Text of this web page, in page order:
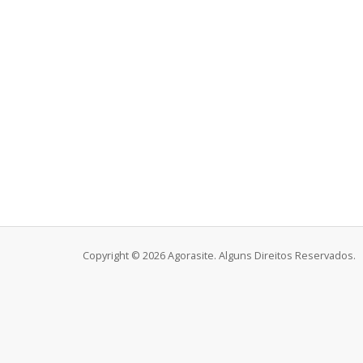
Copyright © 2026 Agorasite. Alguns Direitos Reservados.